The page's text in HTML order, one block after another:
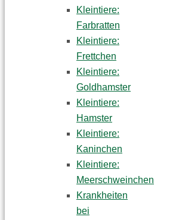
Kleintiere:
Farbratten
Kleintiere:
Frettchen
Kleintiere:
Goldhamster
Kleintiere:
Hamster
Kleintiere:
Kaninchen
Kleintiere:
Meerschweinchen
Krankheiten
bei